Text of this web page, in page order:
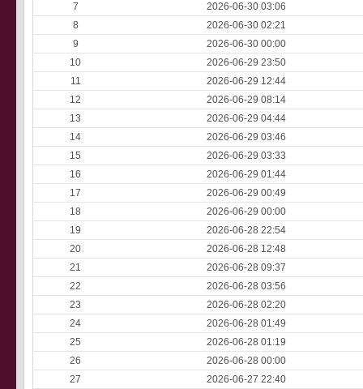
7
2026-06-30 03:06
8
2026-06-30 02:21
9
2026-06-30 00:00
10
2026-06-29 23:50
11
2026-06-29 12:44
12
2026-06-29 08:14
13
2026-06-29 04:44
14
2026-06-29 03:46
15
2026-06-29 03:33
16
2026-06-29 01:44
17
2026-06-29 00:49
18
2026-06-29 00:00
19
2026-06-28 22:54
20
2026-06-28 12:48
21
2026-06-28 09:37
22
2026-06-28 03:56
23
2026-06-28 02:20
24
2026-06-28 01:49
25
2026-06-28 01:19
26
2026-06-28 00:00
27
2026-06-27 22:40